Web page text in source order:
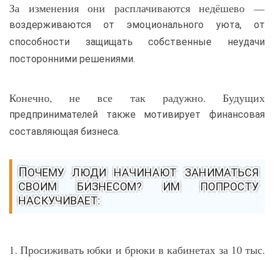
За изменения они расплачиваются недёшево —
воздерживаются от эмоционального уюта, от
способности защищать собственные неудачи
посторонними решениями.
Конечно, не все так радужно. Будущих
предпринимателей также мотивирует финансовая
составляющая бизнеса.
ПОЧЕМУ ЛЮДИ НАЧИНАЮТ ЗАНИМАТЬСЯ
СВОИМ БИЗНЕСОМ? ИМ ПОПРОСТУ
НАСКУЧИВАЕТ:
1. Просиживать юбки и брюки в кабинетах за 10 тыс.